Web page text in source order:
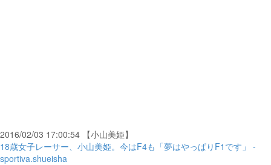
2016/02/03 17:00:54 【小山美姫】
18歳女子レーサー、小山美姫。今はF4も「夢はやっぱりF1です」 -
sportiva.shueisha